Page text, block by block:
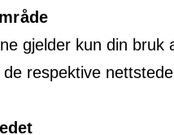
gjelder kun din
respektive